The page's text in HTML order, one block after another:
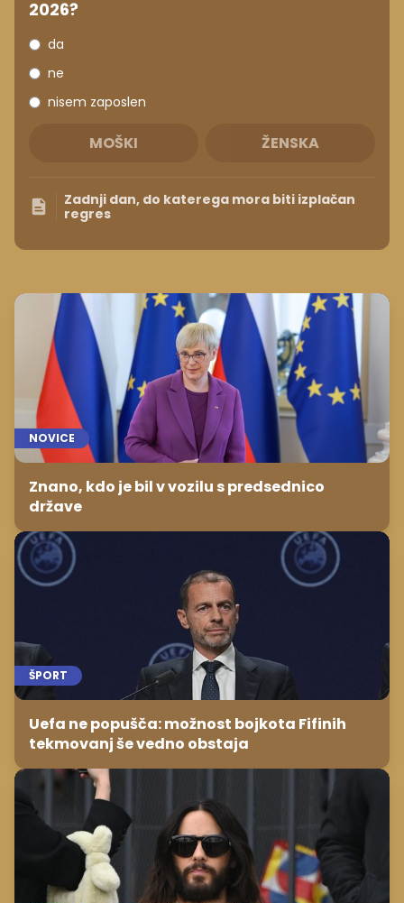
2026?
da
ne
nisem zaposlen
MOŠKI ŽENSKA
Zadnji dan, do katerega mora biti izplačan
regres
NOVICE
Znano, kdo je bil v vozilu s predsednico
države
ŠPORT
Uefa ne popušča: možnost bojkota Fifinih
tekmovanj še vedno obstaja